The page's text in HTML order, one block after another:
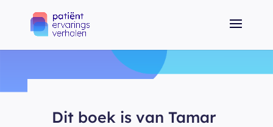
Dit boek is van Tamar